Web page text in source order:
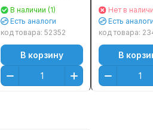
CLJ CP1012/ 1020/
1025/ MFP M175/
275/ 176/ 177,
Canon LBP-7010/
7018 (1300стр.)
Черный (Black)
Premi
В наличии (1)
Есть аналоги
код товара: 52352
В корзину
для HP
CP1025NW
(Black)
Нет в
Есть
код товара:
В